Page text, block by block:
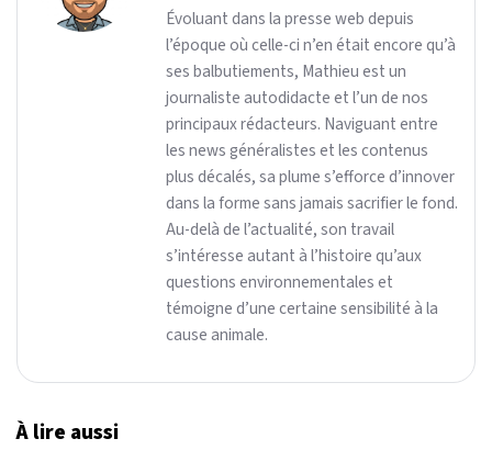
Évoluant dans la presse web depuis
l’époque où celle-ci n’en était encore qu’à
ses balbutiements, Mathieu est un
journaliste autodidacte et l’un de nos
principaux rédacteurs. Naviguant entre
les news généralistes et les contenus
plus décalés, sa plume s’efforce d’innover
dans la forme sans jamais sacrifier le fond.
Au-delà de l’actualité, son travail
s’intéresse autant à l’histoire qu’aux
questions environnementales et
témoigne d’une certaine sensibilité à la
cause animale.
À lire aussi